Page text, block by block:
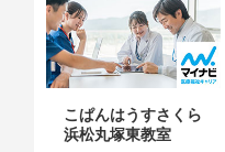
こぱんはうすさくら
浜松丸塚東教室